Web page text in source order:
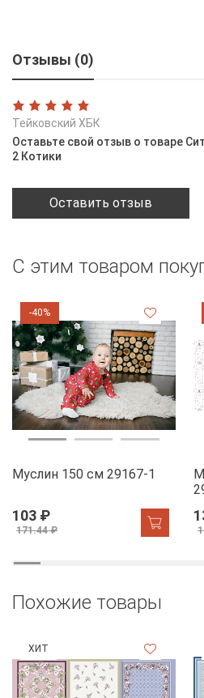
Отзывы (0)
Тейковский ХБК
Оставьте свой отзыв о товаре
2 Котики
Оставить отзыв
С этим товаром
-40%
Муслин 150 см 29167-1
103 ₽
171.44 ₽
Похожие товары
ХИТ